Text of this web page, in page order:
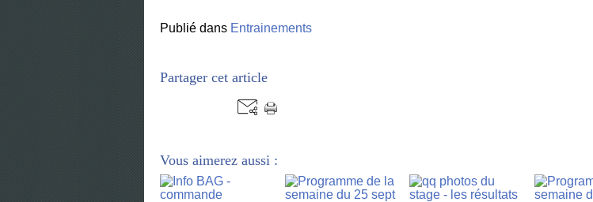
Publié dans Entrainements
Partager cet article
Vous aimerez aussi :